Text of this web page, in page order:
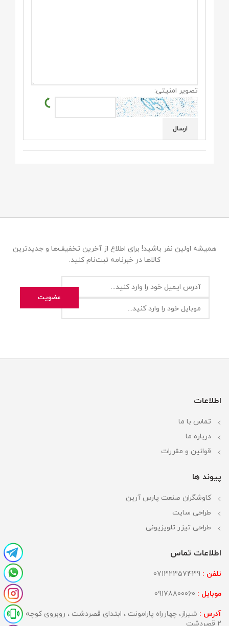
تصویر امنیتی:
همیشه اولین نفر باشید! برای اطلاع از آخرین تخفیف‌ها و جدیدترین
کالاها در خبرنامه ثبت‌نام کنید.
اطلاعات
تماس با ما
درباره ما
قوانین و مقررات
پیوند ها
کاوشگران صنعت پارس آرین
طراحی سایت
طراحی تیزر تلویزیونی
اطلاعات تماس
تلفن :
موبایل :
آدرس : شیراز، چهارراه پارامونت ، ابتدای قصردشت ، روبروی کوچه
2 قصردشت